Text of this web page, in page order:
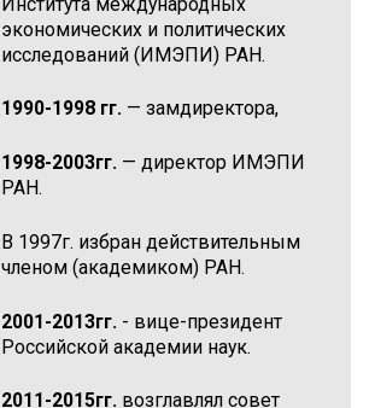
экономических и политических
исследований (ИМЭПИ) РАН.
1990-1998 гг. — замдиректора,
1998-2003гг. — директор ИМЭПИ
РАН.
В 1997г. избран действительным
членом (академиком) РАН.
2001-2013гг. - ви­це-президент
Российской академии наук.
2011-2015гг. возглавлял совет